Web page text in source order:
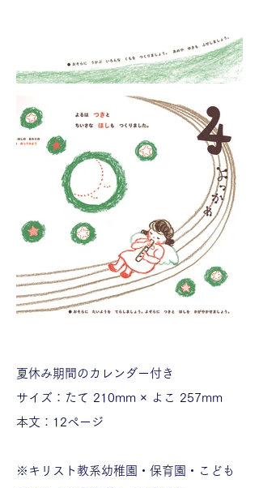
夏休み期間のカレンダー付き
サイズ：たて 210mm × よこ 257mm
本文：12ページ
※キリスト教系幼稚園・保育園・こども